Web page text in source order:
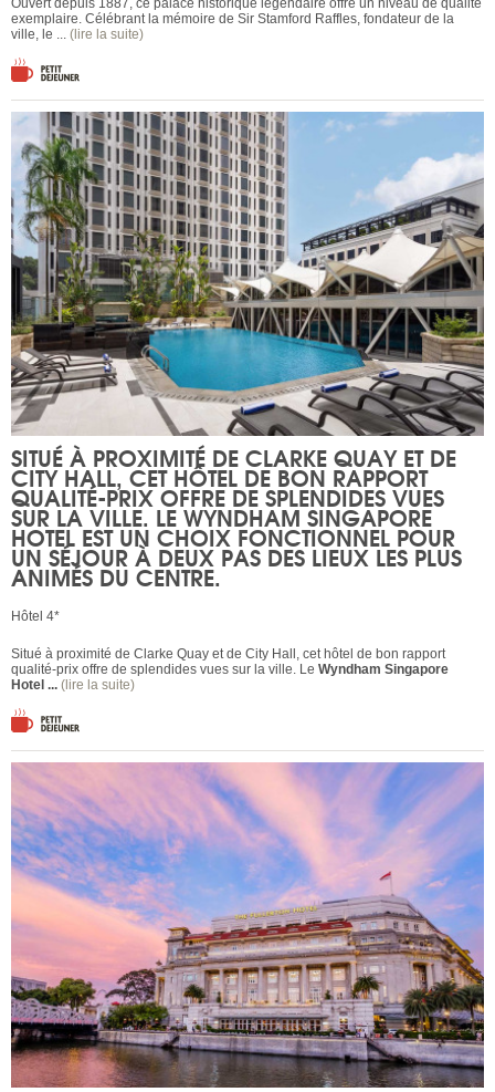
Ouvert depuis 1887, ce palace historique légendaire offre un niveau de qualité
exemplaire. Célébrant la mémoire de Sir Stamford Raffles, fondateur de la
ville, le ... (lire la suite)
SITUÉ À PROXIMITÉ DE CLARKE QUAY ET DE
CITY HALL, CET HÔTEL DE BON RAPPORT
QUALITÉ-PRIX OFFRE DE SPLENDIDES VUES
SUR LA VILLE. LEWYNDHAM SINGAPORE
HOTELEST UN CHOIX FONCTIONNEL POUR
UN SÉJOUR À DEUX PAS DES LIEUX LES PLUS
ANIMÉS DU CENTRE.
Hôtel 4*
Situé à proximité de Clarke Quay et de City Hall, cet hôtel de bon rapport
qualité-prix offre de splendides vues sur la ville. Le Wyndham Singapore
Hotel ... (lire la suite)